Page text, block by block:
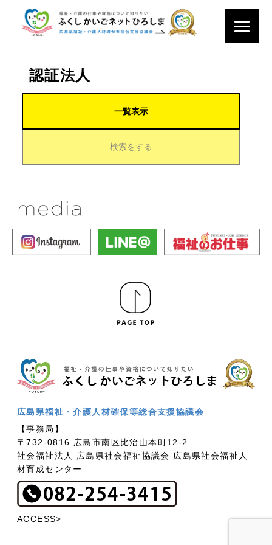
認証法人
一覧表示
検索をする
広島県福祉・介護人材確保等総合支援協議会
【事務局】
〒732-0816 広島市南区比治山本町12-2
社会福祉法人 広島県社会福祉協議会 広島県社会福祉人
材育成センター
ACCESS>